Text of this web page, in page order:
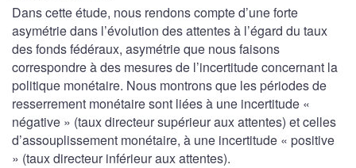
Dans cette étude, nous rendons compte d’une forte
asymétrie dans l’évolution des attentes à l’égard du taux
des fonds fédéraux, asymétrie que nous faisons
correspondre à des mesures de l’incertitude concernant la
politique monétaire. Nous montrons que les périodes de
resserrement monétaire sont liées à une incertitude «
négative » (taux directeur supérieur aux attentes) et celles
d’assouplissement monétaire, à une incertitude « positive
» (taux directeur inférieur aux attentes).